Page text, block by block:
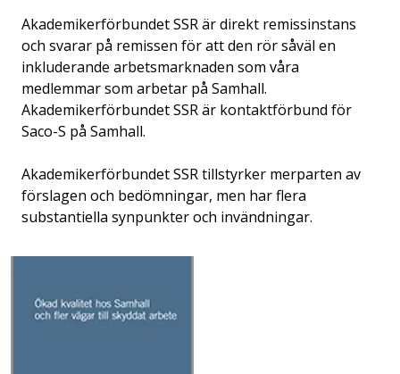
Akademikerförbundet SSR är direkt remissinstans
och svarar på remissen för att den rör såväl en
inkluderande arbetsmarknaden som våra
medlemmar som arbetar på Samhall.
Akademikerförbundet SSR är kontaktförbund för
Saco-S på Samhall.
Akademikerförbundet SSR tillstyrker merparten av
förslagen och bedömningar, men har flera
substantiella synpunkter och invändningar.